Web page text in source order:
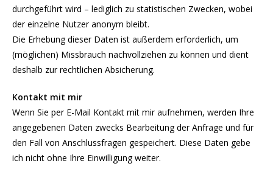
durchgeführt wird – lediglich zu statistischen Zwecken, wobei
der einzelne Nutzer anonym bleibt.
Die Erhebung dieser Daten ist außerdem erforderlich, um
(möglichen) Missbrauch nachvollziehen zu können und dient
deshalb zur rechtlichen Absicherung.
Kontakt mit mir
Wenn Sie per E-Mail Kontakt mit mir aufnehmen, werden Ihre
angegebenen Daten zwecks Bearbeitung der Anfrage und für
den Fall von Anschlussfragen gespeichert. Diese Daten gebe
ich nicht ohne Ihre Einwilligung weiter.